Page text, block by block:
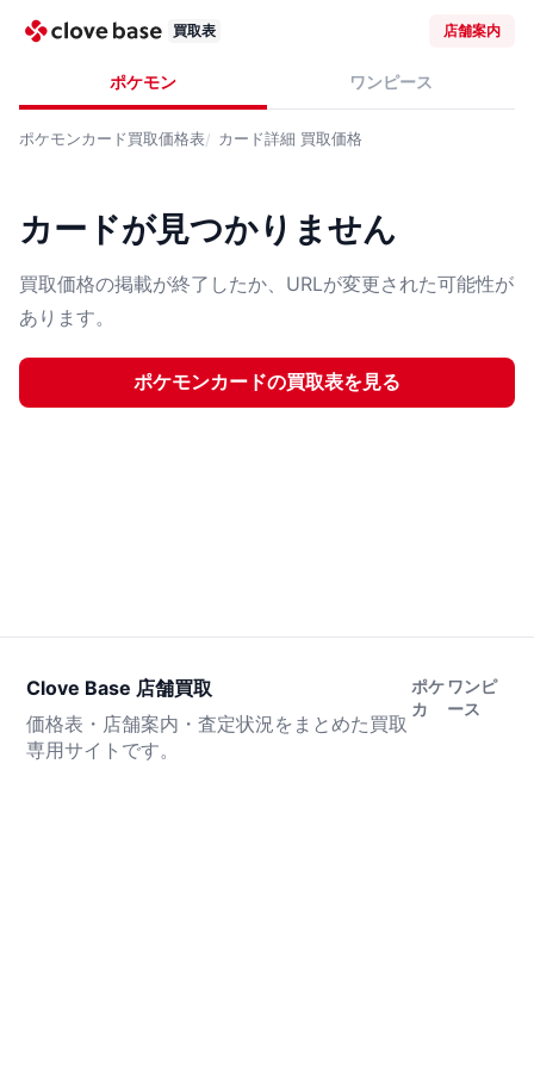
買取表 店舗案内
ポケモン ワンピース
ポケモンカード買取価格表 カード詳細 買取価格
カードが見つかりません
買取価格の掲載が終了したか、URLが変更された可能性が
あります。
ポケモンカードの買取表を見る
Clove Base 店舗買取
価格表・店舗案内・査定状況をまとめた買取
専用サイトです。
ポケ
カ
ワンピ
ース